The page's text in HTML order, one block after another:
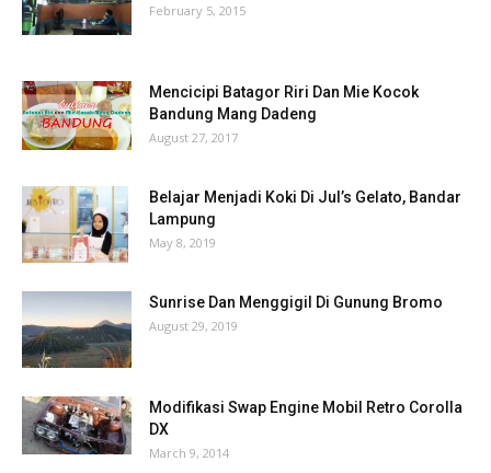
February 5, 2015
Mencicipi Batagor Riri Dan Mie Kocok
Bandung Mang Dadeng
August 27, 2017
Belajar Menjadi Koki Di Jul’s Gelato, Bandar
Lampung
May 8, 2019
Sunrise Dan Menggigil Di Gunung Bromo
August 29, 2019
Modifikasi Swap Engine Mobil Retro Corolla
DX
March 9, 2014